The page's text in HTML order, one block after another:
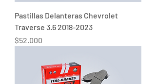
Pastillas Delanteras Chevrolet
Traverse 3.6 2018-2023
Precio
$52.000